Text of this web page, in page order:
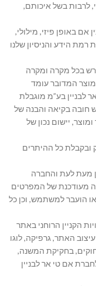
לרבות בשל איכותם,
אם באופן פיזי, מילולי,
הידע והניסיון שלנו
בכל מקרה ומקרה
המדובר עומד
לבניין בע”מ מוגבלת
חובה בקיאה והבנה של
יישום נכון של
ובקבלת כל ההיתרים
מעת לעת והחברה
מעודכנת של המפרטים
הועבר למשתמש, וכן כל
הקניין הרוחני באתר
האתר, גרפיקה, לוגו
בחקיקת המשנה,
אם טי אר לבניין